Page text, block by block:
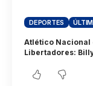
DEPORTES
Atlético
Libertadores: